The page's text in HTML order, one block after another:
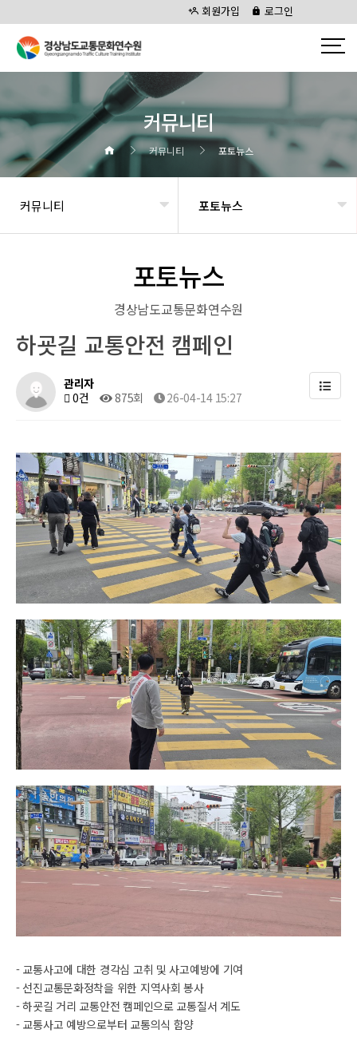
회원가입 로그인
커뮤니티
커뮤니티 포토뉴스
커뮤니티 포토뉴스
포토뉴스
경상남도교통문화연수원
하굣길 교통안전 캠페인
관리자
0건
875회 26-04-14 15:27
- 교통사고에 대한 경각심 고취 및 사고예방에 기여
- 선진교통문화정착을 위한 지역사회 봉사
- 하굣길 거리 교통안전 캠페인으로 교통질서 계도
- 교통사고 예방으로부터 교통의식 함양